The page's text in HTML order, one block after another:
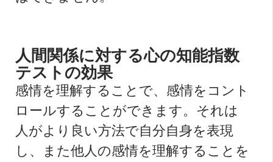
人間関係に対する心の知能指数
テストの効果
感情を理解することで、感情をコント
ロールすることができます。それは
人がより良い方法で自分自身を表現
し、また他人の感情を理解することを